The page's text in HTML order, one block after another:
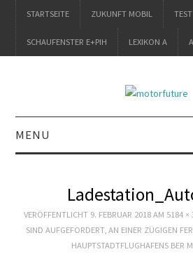
STARTSEITE ZUKUNFT MOBIL TEST
SCHAUFENSTER E+PIH LEXIKON A
MENU
ZUKUNFT MOBIL
VERÖFFENTLICHT 9. FEBRUAR 2018AM 5184 ×
SIND AUFGEFORDERT, AN EINER ZÜGIGEN
HAUPTSTADTFLUGHAFENS BER